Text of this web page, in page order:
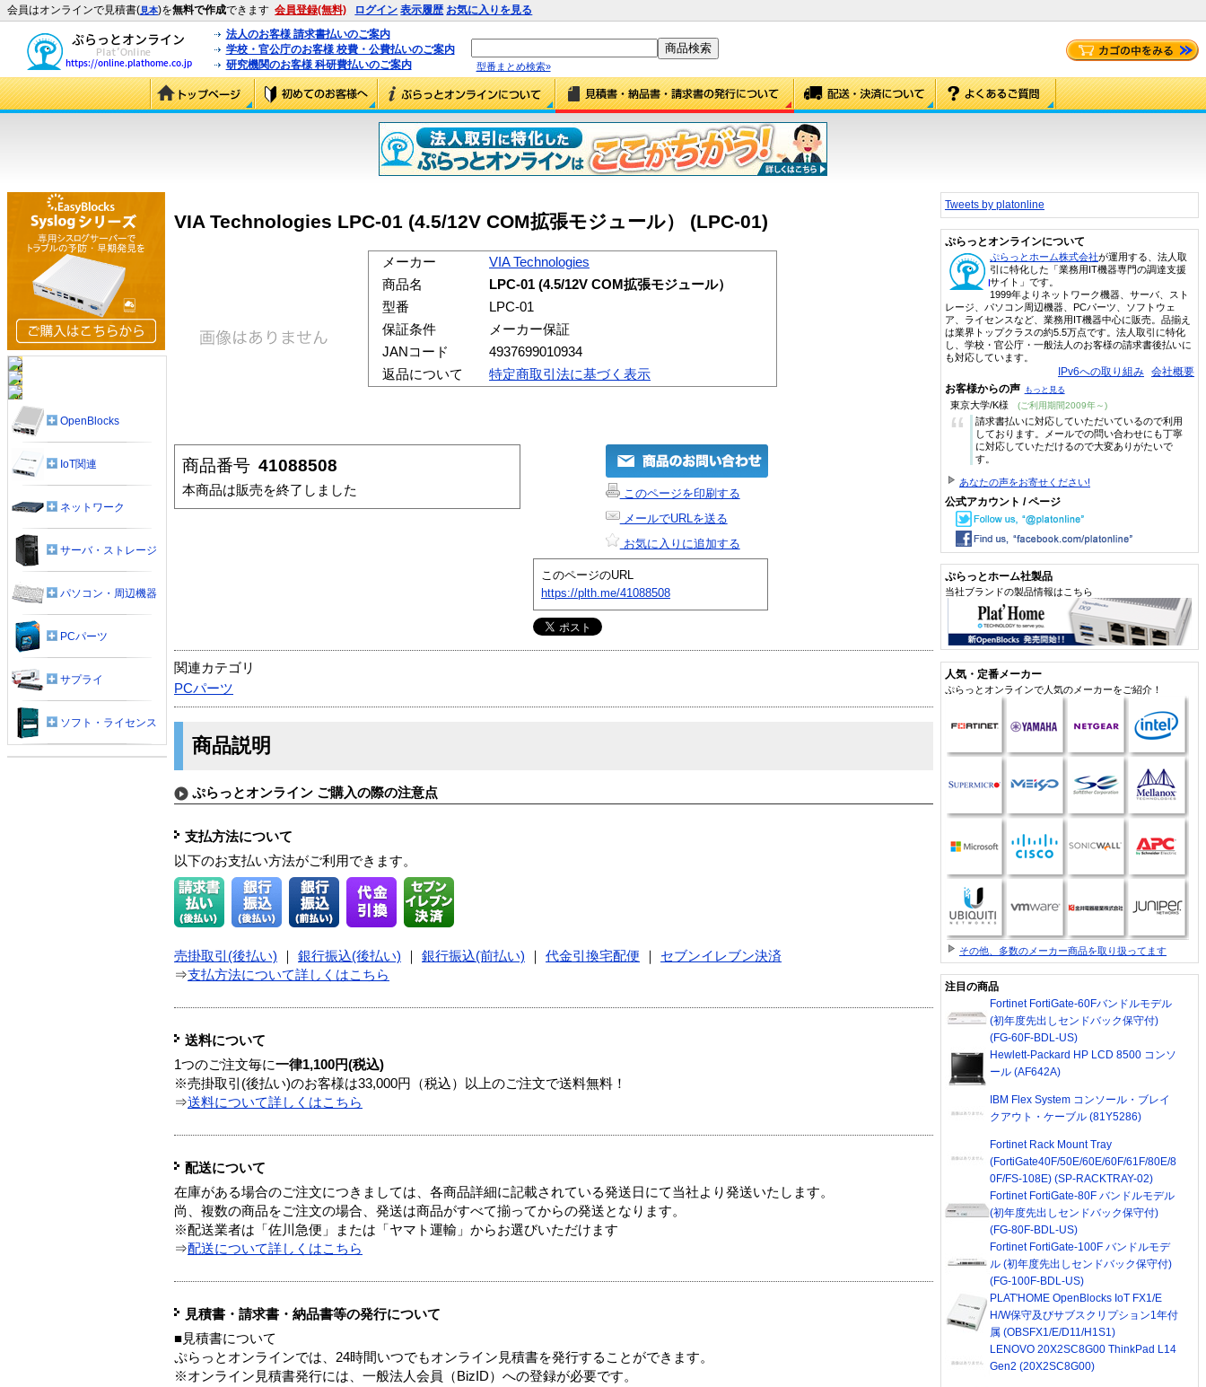
会員はオンラインで見積書(見本)を無料で作成できます 会員登録(無料) ログイン 表示履歴 お気に入りを見る
法人のお客様 請求書払いのご案内
学校・官公庁のお客様 校費・公費払いのご案内
研究機関のお客様 科研費払いのご案内
型番まとめ検索»
VIA Technologies LPC-01 (4.5/12V COM拡張モジュール） (LPC-01)
メーカー
VIA Technologies
商品名
LPC-01 (4.5/12V COM拡張モジュール）
型番
LPC-01
保証条件
メーカー保証
JANコード
4937699010934
返品について
特定商取引法に基づく表示
商品番号 41088508
本商品は販売を終了しました
このページを印刷する
メールでURLを送る
お気に入りに追加する
このページのURL
https://plth.me/41088508
関連カテゴリ
PCパーツ
商品説明
ぷらっとオンライン ご購入の際の注意点
支払方法について
以下のお支払い方法がご利用できます。
売掛取引(後払い) 銀行振込(後払い) 銀行振込(前払い) 代金引換宅配便
セブンイレブン決済
⇒支払方法について詳しくはこちら
送料について
1つのご注文毎に一律1,100円(税込)
※売掛取引(後払い)のお客様は33,000円（税込）以上のご注文で送料無料！
⇒送料について詳しくはこちら
配送について
在庫がある場合のご注文につきましては、各商品詳細に記載されている発送日にて当社より発送いたします。
尚、複数の商品をご注文の場合、発送は商品がすべて揃ってからの発送となります。
※配送業者は「佐川急便」または「ヤマト運輸」からお選びいただけます
⇒配送について詳しくはこちら
見積書・請求書・納品書等の発行について
■見積書について
ぷらっとオンラインでは、24時間いつでもオンライン見積書を発行することができます。
※オンライン見積書発行には、一般法人会員（BizID）への登録が必要です。
OpenBlocks
IoT関連
ネットワーク
サーバ・ストレージ
パソコン・周辺機器
PCパーツ
サプライ
ソフト・ライセンス
Tweets by platonline
ぷらっとオンラインについて
ぷらっとホーム株式会社が運用する、法人取
引に特化した「業務用IT機器専門の調達支援
サイト」です。
1999年よりネットワーク機器、サーバ、スト
レージ、パソコン周辺機器、PCパーツ、ソフトウェ
ア、ライセンスなど、業務用IT機器中心に販売。品揃え
は業界トップクラスの約5.5万点です。法人取引に特化
し、学校・官公庁・一般法人のお客様の請求書後払いに
も対応しています。
IPv6への取り組み 会社概要
お客様からの声 もっと見る
東京大学/K様 (ご利用期間2009年～)
“
請求書払いに対応していただいているので利用
しております。メールでの問い合わせにも丁寧
に対応していただけるので大変ありがたいで
す。
あなたの声をお寄せください!
公式アカウント / ページ
ぷらっとホーム社製品
当社ブランドの製品情報はこちら
人気・定番メーカー
ぷらっとオンラインで人気のメーカーをご紹介！
その他、多数のメーカー商品を取り扱ってます
注目の商品
Fortinet FortiGate-60Fバンドルモデル
(初年度先出しセンドバック保守付)
(FG-60F-BDL-US)
Hewlett-Packard HP LCD 8500 コンソ
ール (AF642A)
IBM Flex System コンソール・ブレイ
クアウト・ケーブル (81Y5286)
Fortinet Rack Mount Tray
(FortiGate40F/50E/60E/60F/61F/80E/8
0F/FS-108E) (SP-RACKTRAY-02)
Fortinet FortiGate-80F バンドルモデル
(初年度先出しセンドバック保守付)
(FG-80F-BDL-US)
Fortinet FortiGate-100F バンドルモデ
ル (初年度先出しセンドバック保守付)
(FG-100F-BDL-US)
PLAT'HOME OpenBlocks IoT FX1/E
H/W保守及びサブスクリプション1年付
属 (OBSFX1/E/D11/H1S1)
LENOVO 20X2SC8G00 ThinkPad L14
Gen2 (20X2SC8G00)